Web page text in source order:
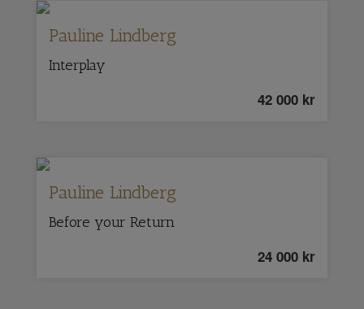
Pauline Lindberg
Interplay
42 000 kr
Pauline Lindberg
Before your Return
24 000 kr